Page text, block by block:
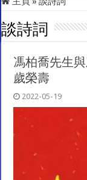
談詩詞
馮柏喬先生
歲榮壽
2022-05-19